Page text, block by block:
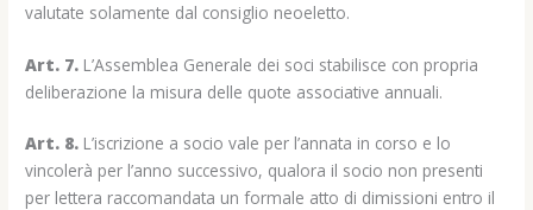
valutate solamente dal consiglio neoeletto.
Art. 7. L’Assemblea Generale dei soci stabilisce con propria
deliberazione la misura delle quote associative annuali.
Art. 8. L’iscrizione a socio vale per l’annata in corso e lo
vincolerà per l’anno successivo, qualora il socio non presenti
per lettera raccomandata un formale atto di dimissioni entro il